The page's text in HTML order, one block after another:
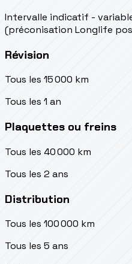
Intervalle indicatif -
(préconisation Longlife
Révision
Tous les 15 000 km
Tous les 1 an
Plaquettes ou freins
Tous les 40 000 km
Tous les 2 ans
Distribution
Tous les 100 000 km
Tous les 5 ans